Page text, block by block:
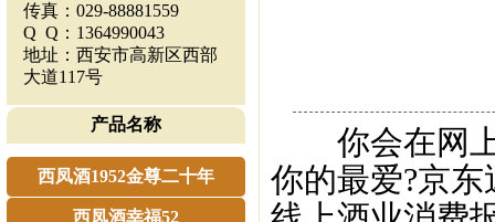
传真：029-88881559
Q Q：1364990043
地址：西安市高新区西部
大道117号
产品名称
西凤酒1952金尊二十年
西凤酒幸福52
你会在网上
你的最爱?京